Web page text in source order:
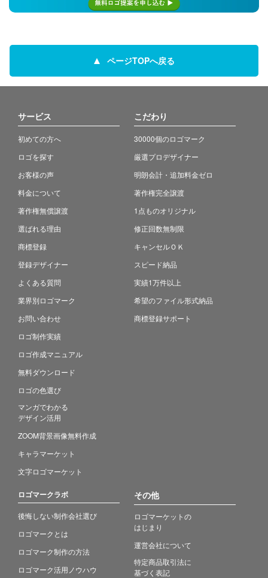
ページTOPへ戻る
サービス
初めての方へ
ロゴを探す
お客様の声
料金について
著作権無償譲渡
選ばれる理由
商標登録
登録デザイナー
よくある質問
業界別ロゴマーク
お問い合わせ
ロゴ制作実績
ロゴ作成マニュアル
無料ダウンロード
ロゴの色選び
マンガでわかる
デザイン活用
ZOOM背景画像無料作成
キャラマーケット
文字ロゴマーケット
こだわり
30000個のロゴマーク
厳選プロデザイナー
明朗会計・追加料金ゼロ
著作権完全譲渡
1点ものオリジナル
修正回数無制限
キャンセルＯＫ
スピード納品
実績1万件以上
希望のファイル形式納品
商標登録サポート
ロゴマークラボ
後悔しない制作会社選び
ロゴマークとは
ロゴマーク制作の方法
ロゴマーク活用ノウハウ
その他
ロゴマーケットの
はじまり
運営会社について
特定商品取引法に
基づく表記